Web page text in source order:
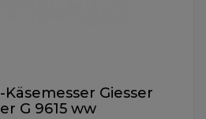
Giesser
G 9615 ww